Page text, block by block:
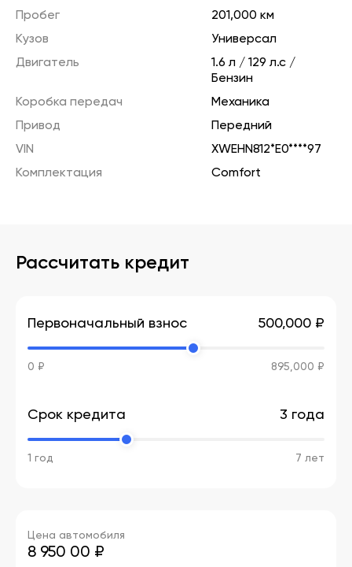
Пробег
201,000 км
Кузов
Универсал
Двигатель
1.6 л / 129 л.с /
Бензин
Коробка передач
Механика
Привод
Передний
VIN
XWEHN812*E0****97
Комплектация
Comfort
Рассчитать кредит
Первоначальный взнос 500,000 ₽
0 ₽ 895,000 ₽
Срок кредита 3 года
1 год 7 лет
Цена автомобиля
8 950 00 ₽